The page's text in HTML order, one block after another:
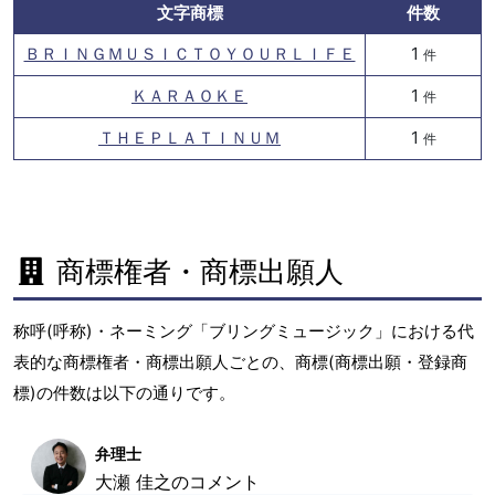
文字商標
件数
ＢＲＩＮＧＭＵＳＩＣＴＯＹＯＵＲＬＩＦＥ
1 件
ＫＡＲＡＯＫＥ 1 件
ＴＨＥＰＬＡＴＩＮＵＭ 1 件
商標権者・商標出願人
称呼(呼称)・ネーミング「ブリングミュージック」における代
表的な商標権者・商標出願人ごとの、商標(商標出願・登録商
標)の件数は以下の通りです。
弁理士
大瀬 佳之のコメント